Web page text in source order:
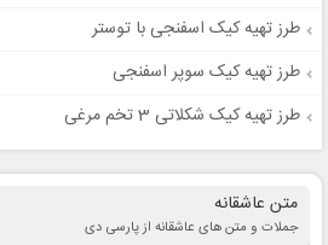
طرز تهیه کیک اسفنجی با توستر
طرز تهیه کیک سوپر اسفنجی
طرز تهیه کیک شکلاتی 3 تخم مرغی
متن عاشقانه
جملات و متن های عاشقانه از پارسی دی